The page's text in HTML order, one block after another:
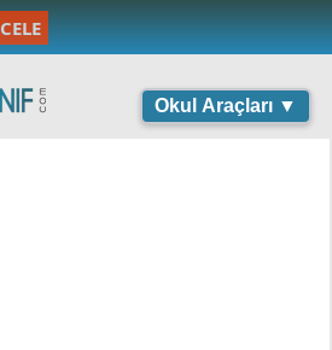
Okul Araçları ▼